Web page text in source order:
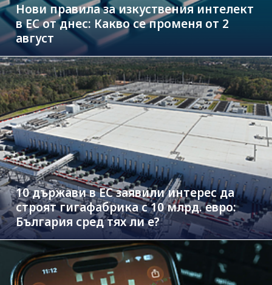
Нови правила за изкуствения интелект
в ЕС от днес: Какво се променя от 2
август
10 държави в ЕС заявили интерес да
строят гигафабрика с 10 млрд. евро:
България сред тях ли е?